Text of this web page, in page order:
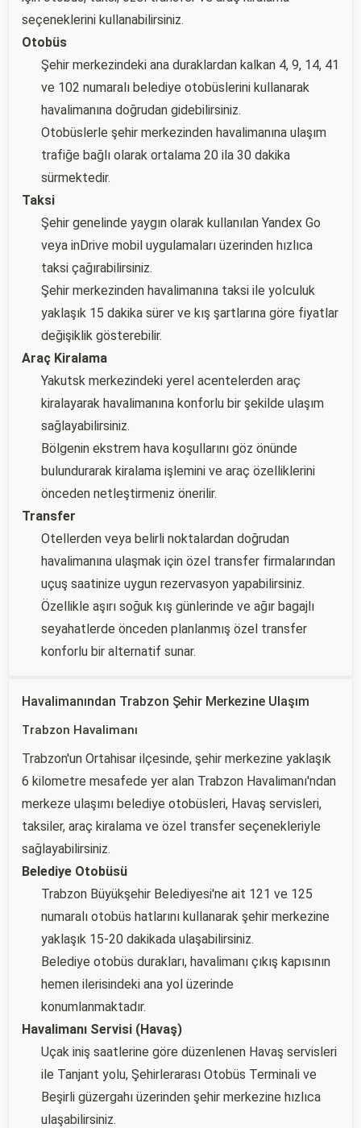
seçeneklerini kullanabilirsiniz.
Otobüs
Şehir merkezindeki ana duraklardan kalkan 4, 9, 14, 41
ve 102 numaralı belediye otobüslerini kullanarak
havalimanına doğrudan gidebilirsiniz.
Otobüslerle şehir merkezinden havalimanına ulaşım
trafiğe bağlı olarak ortalama 20 ila 30 dakika
sürmektedir.
Taksi
Şehir genelinde yaygın olarak kullanılan Yandex Go
veya inDrive mobil uygulamaları üzerinden hızlıca
taksi çağırabilirsiniz.
Şehir merkezinden havalimanına taksi ile yolculuk
yaklaşık 15 dakika sürer ve kış şartlarına göre fiyatlar
değişiklik gösterebilir.
Araç Kiralama
Yakutsk merkezindeki yerel acentelerden araç
kiralayarak havalimanına konforlu bir şekilde ulaşım
sağlayabilirsiniz.
Bölgenin ekstrem hava koşullarını göz önünde
bulundurarak kiralama işlemini ve araç özelliklerini
önceden netleştirmeniz önerilir.
Transfer
Otellerden veya belirli noktalardan doğrudan
havalimanına ulaşmak için özel transfer firmalarından
uçuş saatinize uygun rezervasyon yapabilirsiniz.
Özellikle aşırı soğuk kış günlerinde ve ağır bagajlı
seyahatlerde önceden planlanmış özel transfer
konforlu bir alternatif sunar.
Havalimanından Trabzon Şehir Merkezine Ulaşım
Trabzon Havalimanı
Trabzon'un Ortahisar ilçesinde, şehir merkezine yaklaşık
6 kilometre mesafede yer alan Trabzon Havalimanı'ndan
merkeze ulaşımı belediye otobüsleri, Havaş servisleri,
taksiler, araç kiralama ve özel transfer seçenekleriyle
sağlayabilirsiniz.
Belediye Otobüsü
Trabzon Büyükşehir Belediyesi'ne ait 121 ve 125
numaralı otobüs hatlarını kullanarak şehir merkezine
yaklaşık 15-20 dakikada ulaşabilirsiniz.
Belediye otobüs durakları, havalimanı çıkış kapısının
hemen ilerisindeki ana yol üzerinde
konumlanmaktadır.
Havalimanı Servisi (Havaş)
Uçak iniş saatlerine göre düzenlenen Havaş servisleri
ile Tanjant yolu, Şehirlerarası Otobüs Terminali ve
Beşirli güzergahı üzerinden şehir merkezine hızlıca
ulaşabilirsiniz.